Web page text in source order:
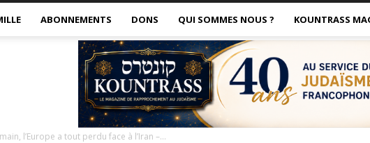
ABONNEMENTS DONS QUI SOMMES NOUS ? KOUNTRASS
l’Europe a tout perdu face à l’Iran –...